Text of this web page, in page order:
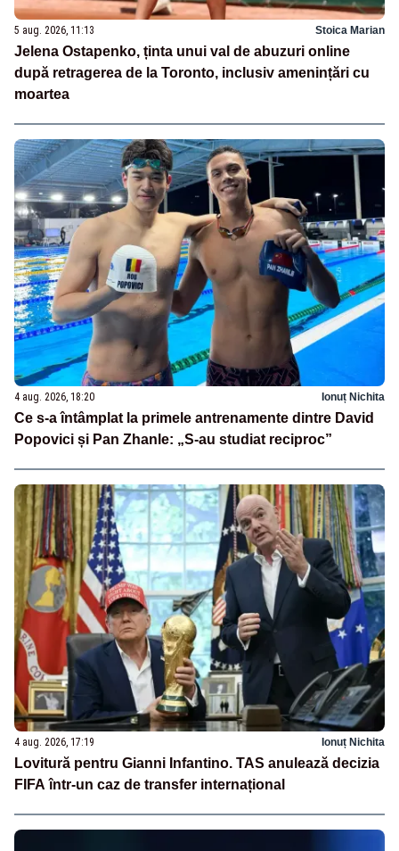
5 aug. 2026, 11:13 Stoica Marian
Jelena Ostapenko, ținta unui val de abuzuri online
după retragerea de la Toronto, inclusiv amenințări cu
moartea
4 aug. 2026, 18:20 Ionuț Nichita
Ce s-a întâmplat la primele antrenamente dintre David
Popovici și Pan Zhanle: „S-au studiat reciproc”
4 aug. 2026, 17:19 Ionuț Nichita
Lovitură pentru Gianni Infantino. TAS anulează decizia
FIFA într-un caz de transfer internațional